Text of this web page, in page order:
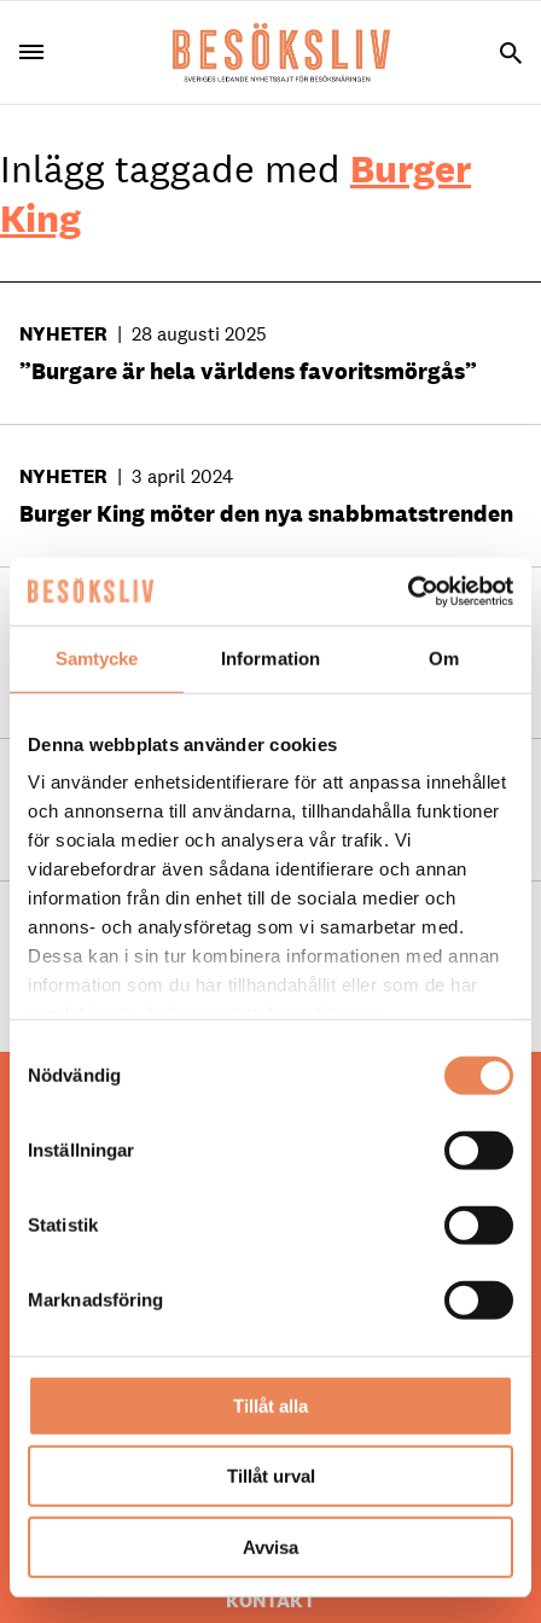
Samtycke Information Om
Denna webbplats använder cookies
Vi använder enhetsidentifierare för att anpassa innehållet
och annonserna till användarna, tillhandahålla funktioner
för sociala medier och analysera vår trafik. Vi
vidarebefordrar även sådana identifierare och annan
information från din enhet till de sociala medier och
annons- och analysföretag som vi samarbetar med.
Dessa kan i sin tur kombinera informationen med annan
information som du har tillhandahållit eller som de har
Samtyckesval
Nödvändig
Inställningar
Statistik
Marknadsföring
Tillåt alla
Tillåt urval
Avvisa
Inlägg taggade med Burger
King
NYHETER | 28 augusti 2025
”Burgare är hela världens favoritsmörgås”
NYHETER | 3 april 2024
Burger King möter den nya snabbmatstrenden
Najs Price är Burger Kings nya
lågprisplattform
NYHETER | 4 april 2023
Köttfri månad på Burger Kings restaurang
NYHETER | 9 juni 2022
”Laddstolpar spelar stor roll vid val av
rastplats”
Hos oss läser du landets mest uppdaterade
nyheter och snackisar inom besöksnäringen.
Besöksliv i sin tryckta form är ett affärsmagasin
UPPHOVSRÄTT
Allt material på besoksliv.se är skyddat enligt
lagen om upphovsrätt.
KONTAKT